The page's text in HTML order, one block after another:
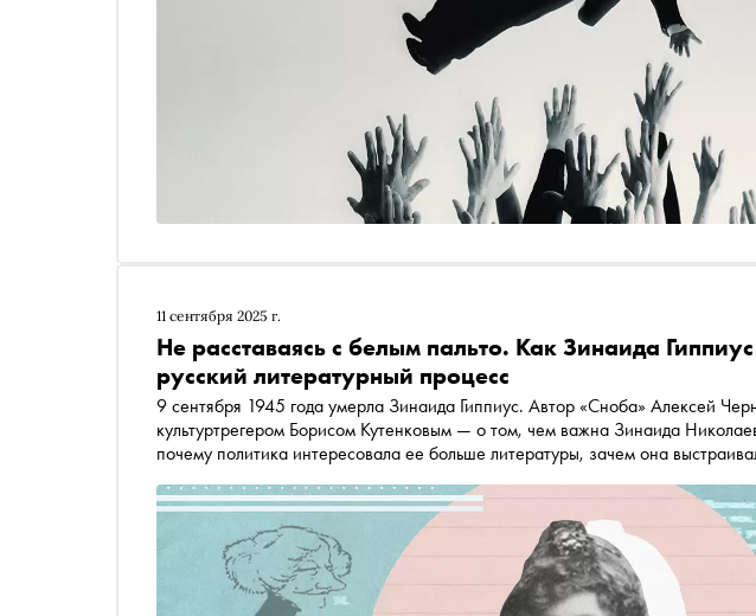
11 сентября 2025 г.
Не расставаясь с белым пальто. Как Зинаида
русский литературный процесс
9 сентября 1945 года умерла Зинаида Гиппиус. Автор «Сноба» Алексей
культуртрегером Борисом Кутенковым — о том, чем важна Зинаида
почему политика интересовала ее больше литературы, зачем она
мужем и из-за чего русский литературный процесс был и остается крайне